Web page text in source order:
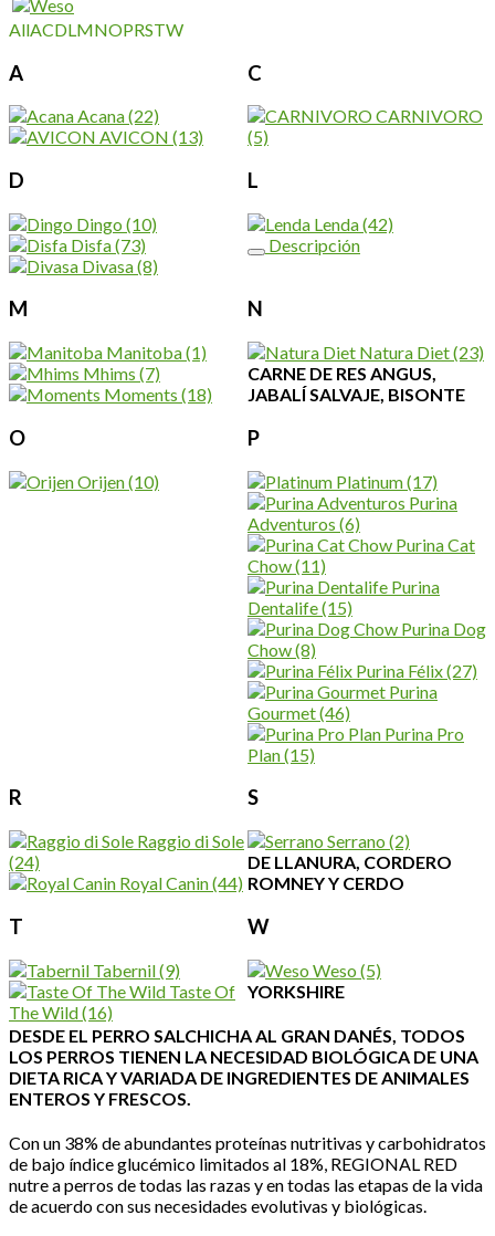
AllACDLMNOPRSTW
A
Acana(22)
AVICON (13)
C
CARNIVORO
(5)
D
Dingo (10)
Disfa(73)
Divasa(8)
L
Lenda(42)
M
Manitoba(1)
Mhims (7)
Moments (18)
N
Natura Diet(23)
O
Orijen(10)
P
Platinum(17)
Purina
Adventuros (6)
Purina Cat
Chow(11)
Purina
Dentalife(15)
Purina Dog
Chow(8)
Purina Félix(27)
Purina
Gourmet(46)
Purina Pro
Plan(15)
R
Raggio di Sole
(24)
Royal Canin(44)
S
Serrano (2)
T
Tabernil(9)
Taste Of
The Wild(16)
W
Weso (5)
Descripción
CARNE DE RES ANGUS,
JABALÍ SALVAJE, BISONTE
DE LLANURA, CORDERO
ROMNEY Y CERDO
YORKSHIRE
DESDE EL PERRO SALCHICHA AL GRAN DANÉS, TODOS
LOS PERROS TIENEN LA NECESIDAD BIOLÓGICA DE UNA
DIETA RICA Y VARIADA DE INGREDIENTES DE ANIMALES
ENTEROS Y FRESCOS.
Con un 38% de abundantes proteínas nutritivas y carbohidratos
de bajo índice glucémico limitados al 18%, REGIONAL RED
nutre a perros de todas las razas y en todas las etapas de la vida
de acuerdo con sus necesidades evolutivas y biológicas.